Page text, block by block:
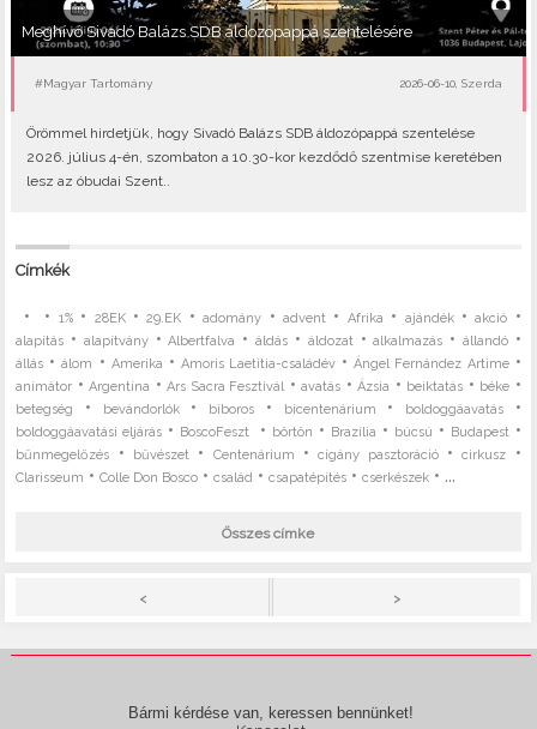
Meghívó Sivadó Balázs SDB áldozópappá szentelésére
#Magyar Tartomány 2026-06-10, Szerda
Örömmel hirdetjük, hogy Sivadó Balázs SDB áldozópappá szentelése
2026. július 4-én, szombaton a 10.30-kor kezdődő szentmise keretében
lesz az óbudai Szent..
Címkék
• • 1%• 28EK•29.EK •adomány •advent • Afrika • ajándék•akció •
alapítás • alapítvány•Albertfalva •áldás • áldozat•alkalmazás • állandó•
állás •álom • Amerika • Amoris Laetitia-családév •Ángel Fernández Artime•
animátor •Argentína •Ars Sacra Fesztivál •avatás •Ázsia • beiktatás • béke •
betegség • bevándorlók• bíboros • bicentenárium • boldoggáavatás•
boldoggáavatási eljárás • BoscoFeszt • börtön • Brazília • búcsú • Budapest•
bűnmegelőzés • bűvészet• Centenárium •cigány pasztoráció•cirkusz •
Clarisseum •Colle Don Bosco •család •csapatépítés •cserkészek • ...
Összes címke
< >
Bármi kérdése van, keressen bennünket!